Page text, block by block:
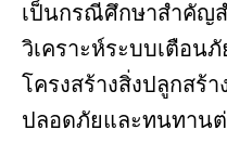
เป็นกรณีศึกษาสำคัญ
วิเคราะห์ระบบเตือน
โครงสร้างสิ่งปลูกสร้
ปลอดภัยและทนทาน